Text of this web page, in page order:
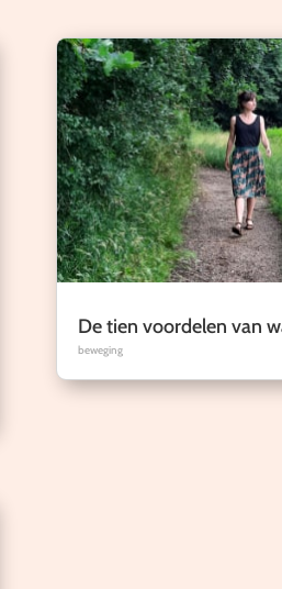
De tien voordelen van
beweging